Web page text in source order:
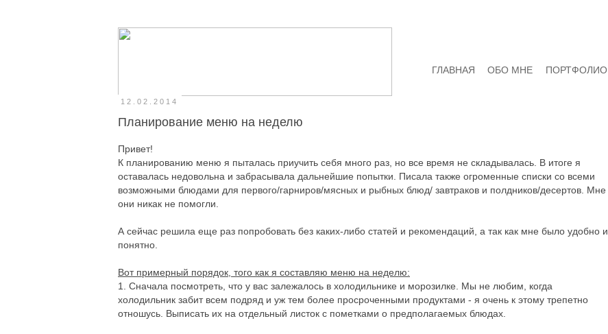
ПОРТФОЛИО
ОБО МНЕ
ГЛАВНАЯ
12.02.2014
Планирование меню на неделю
Привет!
К планированию меню я пыталась приучить себя много раз, но все время не складывалась. В итоге я
оставалась недовольна и забрасывала дальнейшие попытки. Писала также огроменные списки со всеми
возможными блюдами для первого/гарниров/мясных и рыбных блюд/ завтраков и полдников/десертов. Мне
они никак не помогли.
А сейчас решила еще раз попробовать без каких-либо статей и рекомендаций, а так как мне было удобно и
понятно.
Вот примерный порядок, того как я составляю меню на неделю:
1. Сначала посмотреть, что у вас залежалось в холодильнике и морозилке. Мы не любим, когда
холодильник забит всем подряд и уж тем более просроченными продуктами - я очень к этому трепетно
отношусь. Выписать их на отдельный листок с пометками о предполагаемых блюдах.